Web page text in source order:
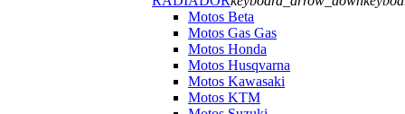
Motos Beta
Motos Gas Gas
Motos Honda
Motos Husqvarna
Motos Kawasaki
Motos KTM